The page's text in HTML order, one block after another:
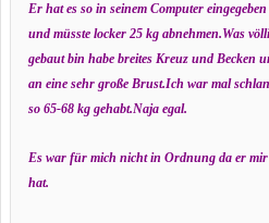
Er hat es so in seinem Computer
und müsste locker 25 kg abnehmen.Was
gebaut bin habe breites Kreuz und Becken
an eine sehr große Brust.Ich war mal
so 65-68 kg gehabt.Naja egal.
Es war für mich nicht in Ordnung da er
hat.